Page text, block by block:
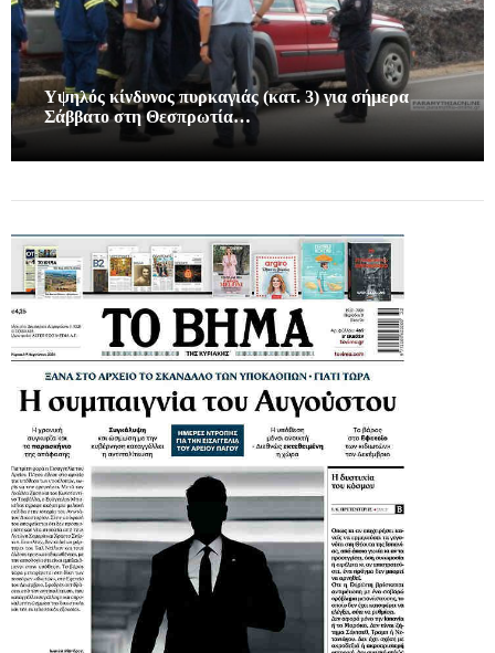
Υψηλός κίνδυνος πυρκαγιάς (κατ. 3) για σήμερα
Σάββατο στη Θεσπρωτία…